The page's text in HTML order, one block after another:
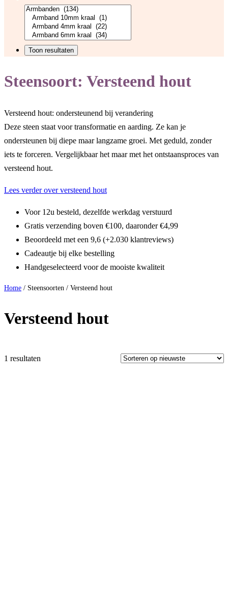
Steensoort: Versteend hout
Versteend hout: ondersteunend bij verandering
Deze steen staat voor transformatie en aarding. Ze kan je
ondersteunen bij diepe maar langzame groei. Met geduld, zonder
iets te forceren. Vergelijkbaar het maar met het ontstaansproces van
versteend hout.
Lees verder over versteend hout
Voor 12u besteld, dezelfde werkdag verstuurd
Gratis verzending boven €100, daaronder €4,99
Beoordeeld met een 9,6 (+2.030 klantreviews)
Cadeautje bij elke bestelling
Handgeselecteerd voor de mooiste kwaliteit
Home / Steensoorten / Versteend hout
Versteend hout
1 resultaten